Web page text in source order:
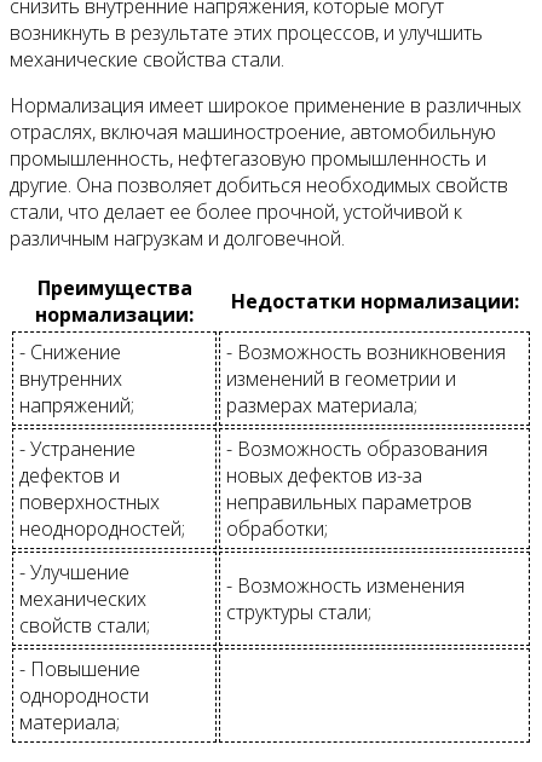
снизить внутренние напряжения, которые могут
возникнуть в результате этих процессов, и улучшить
механические свойства стали.
Нормализация имеет широкое применение в различных
отраслях, включая машиностроение, автомобильную
промышленность, нефтегазовую промышленность и
другие. Она позволяет добиться необходимых свойств
стали, что делает ее более прочной, устойчивой к
различным нагрузкам и долговечной.
Преимущества
нормализации:
Недостатки нормализации:
- Снижение
внутренних
напряжений;
- Возможность возникновения
изменений в геометрии и
размерах материала;
- Устранение
дефектов и
поверхностных
неоднородностей;
- Возможность образования
новых дефектов из-за
неправильных параметров
обработки;
- Улучшение
механических
свойств стали;
- Возможность изменения
структуры стали;
- Повышение
однородности
материала;